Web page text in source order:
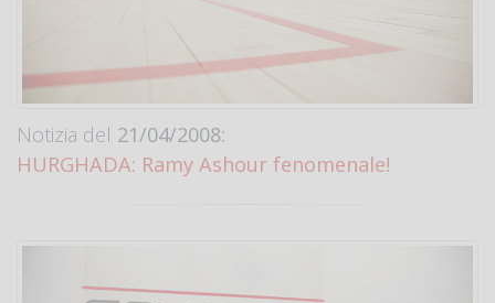
Notizia del 21/04/2008:
HURGHADA: Ramy Ashour fenomenale!